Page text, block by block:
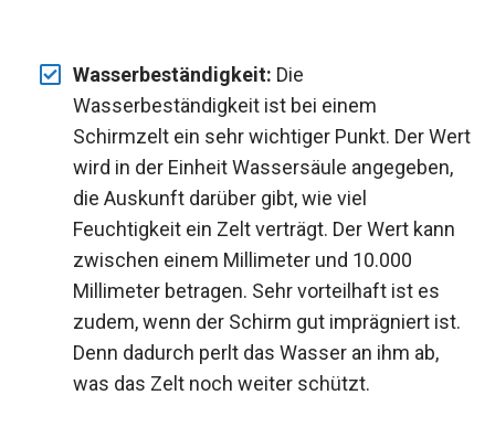
Wasserbeständigkeit: Die
Wasserbeständigkeit ist bei einem
Schirmzelt ein sehr wichtiger Punkt. Der Wert
wird in der Einheit Wassersäule angegeben,
die Auskunft darüber gibt, wie viel
Feuchtigkeit ein Zelt verträgt. Der Wert kann
zwischen einem Millimeter und 10.000
Millimeter betragen. Sehr vorteilhaft ist es
zudem, wenn der Schirm gut imprägniert ist.
Denn dadurch perlt das Wasser an ihm ab,
was das Zelt noch weiter schützt.